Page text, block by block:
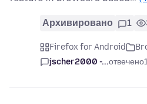
Архивировано 1
Firefox for Android
jscher2000 -...отвечено